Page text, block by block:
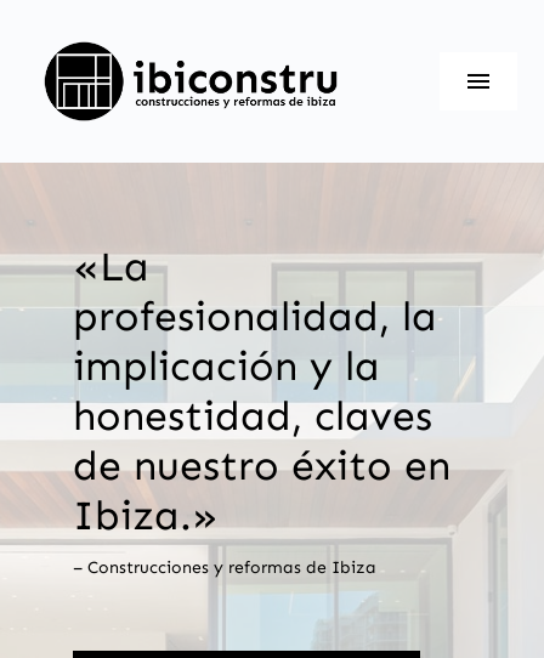
contenido
Servicios
Contacto
«La
profesionalidad, la
implicación y la
honestidad, claves
de nuestro éxito en
Ibiza.»
– Construcciones y reformas de Ibiza